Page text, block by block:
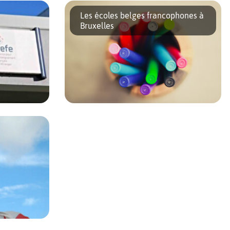
vous, l’équipe pédagogique vous recevra afin de : vous présenter
Les écoles belges francophones à
Bruxelles